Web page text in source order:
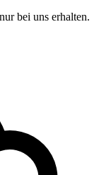
bei uns erhalten.